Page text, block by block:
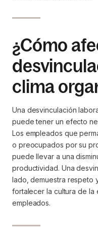
¿Cómo
clima
Una desvinculación
puede tener un efecto
Los empleados que
o preocupados por su
puede llevar a una
productividad. Una
lado, demuestra respeto
fortalecer la cultura de la
empleados.